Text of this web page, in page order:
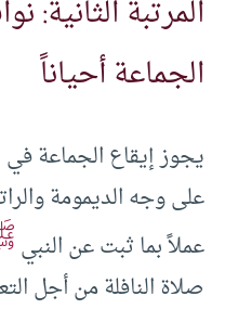
المرتبة الثانية:
الجماعة أحياناً
يجوز إيقاع الجماعة في
على وجه الديمومة
عملاً بما ثبت عن النبي
صلاة النافلة من أجل